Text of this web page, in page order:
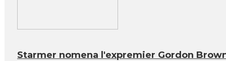
Starmer nomena l'expremier Gordon